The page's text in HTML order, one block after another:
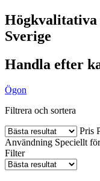
Sverige
Handla efter
Ögon
Filtrera och sortera
Pris
Användning Speciellt för
Filter